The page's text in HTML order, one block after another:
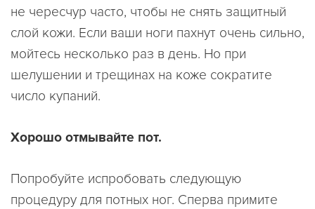
не чересчур часто, чтобы не снять защитный
слой кожи. Если ваши ноги пахнут очень сильно,
мойтесь несколько раз в день. Но при
шелушении и трещинах на коже сократите
число купаний.
Хорошо отмывайте пот.
Попробуйте испробовать следующую
процедуру для потных ног. Сперва примите